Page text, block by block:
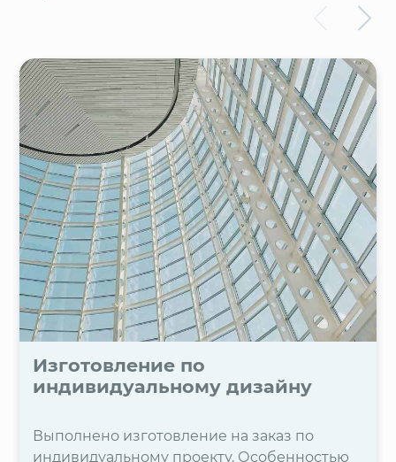
Изготовление по
индивидуальному дизайну
Выполнено изготовление на заказ по
индивидуальному проекту. Особенностью